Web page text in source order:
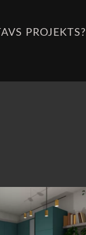
PROJEKTS?